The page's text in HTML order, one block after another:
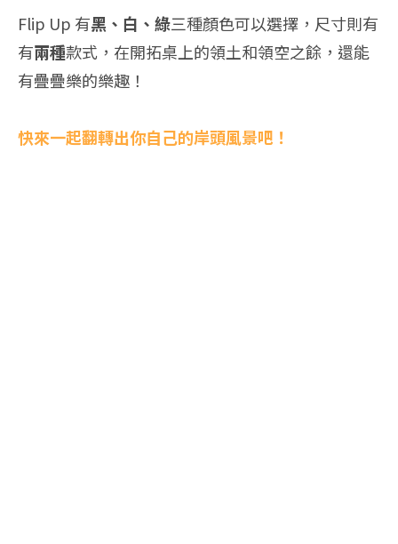
Flip Up 有黑、白、綠三種顏色可以選擇，尺寸則有
有兩種款式，在開拓桌上的領土和領空之餘，還能
有疊疊樂的樂趣！
快來一起翻轉出你自己的岸頭風景吧！